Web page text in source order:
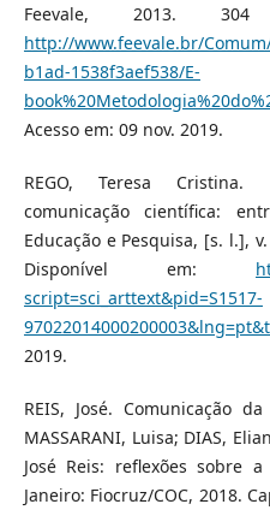
Feevale, 2013.
http://www.feevale.br/
b1ad-1538f3aef538/E-
Acesso em: 09 nov. 2019.
REGO, Teresa Cristina.
comunicação científica:
Educação e Pesquisa, [s. l.],
Disponível em:
script=sci_arttext&pid=S1517-
2019.
REIS, José. Comunicação
MASSARANI, Luisa; DIAS,
José Reis: reflexões sobre
Janeiro: Fiocruz/COC, 2018.